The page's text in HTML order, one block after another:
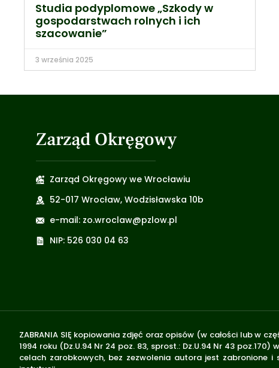
Studia podyplomowe „Szkody w
gospodarstwach rolnych i ich
szacowanie”
3 września 2025
Zarząd Okręgowy
Zarząd Okręgowy we Wrocławiu
52-017 Wrocław, Wodzisławska 10b
e-mail: zo.wroclaw@pzlow.pl
NIP: 526 030 04 63
ZABRANIA SIĘ kopiowania zdjęć oraz opisów (w całości lub w
1994 roku (Dz.U.94 Nr 24 poz. 83, sprost.: Dz.U.94 Nr 43
celach zarobkowych, bez zezwolenia autora jest zabronione